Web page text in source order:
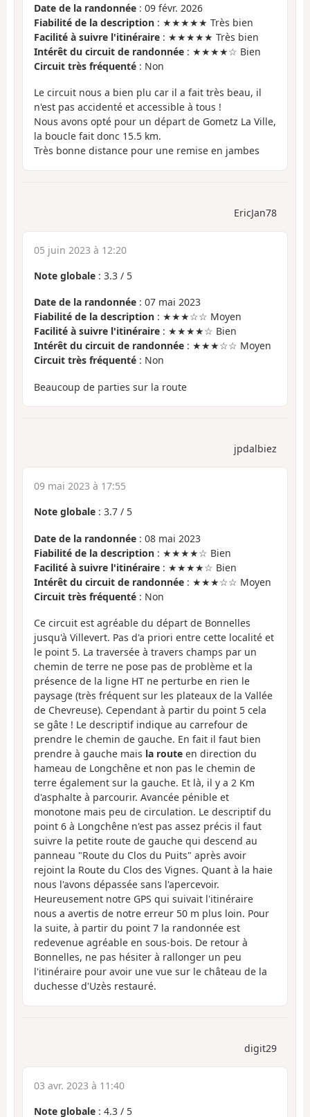
Date de la randonnée : 09 févr. 2026
Fiabilité de la description : ★★★★★ Très bien
Facilité à suivre l'itinéraire : ★★★★★ Très bien
Intérêt du circuit de randonnée : ★★★★☆ Bien
Circuit très fréquenté : Non
Le circuit nous a bien plu car il a fait très beau, il
n'est pas accidenté et accessible à tous !
Nous avons opté pour un départ de Gometz La Ville,
la boucle fait donc 15.5 km.
Très bonne distance pour une remise en jambes
EricJan78
05 juin 2023 à 12:20
Note globale : 3.3 / 5
Date de la randonnée : 07 mai 2023
Fiabilité de la description : ★★★☆☆ Moyen
Facilité à suivre l'itinéraire : ★★★★☆ Bien
Intérêt du circuit de randonnée : ★★★☆☆ Moyen
Circuit très fréquenté : Non
Beaucoup de parties sur la route
jpdalbiez
09 mai 2023 à 17:55
Note globale : 3.7 / 5
Date de la randonnée : 08 mai 2023
Fiabilité de la description : ★★★★☆ Bien
Facilité à suivre l'itinéraire : ★★★★☆ Bien
Intérêt du circuit de randonnée : ★★★☆☆ Moyen
Circuit très fréquenté : Non
Ce circuit est agréable du départ de Bonnelles
jusqu'à Villevert. Pas d'a priori entre cette localité et
le point 5. La traversée à travers champs par un
chemin de terre ne pose pas de problème et la
présence de la ligne HT ne perturbe en rien le
paysage (très fréquent sur les plateaux de la Vallée
de Chevreuse). Cependant à partir du point 5 cela
se gâte ! Le descriptif indique au carrefour de
prendre le chemin de gauche. En fait il faut bien
prendre à gauche mais la route en direction du
hameau de Longchêne et non pas le chemin de
terre également sur la gauche. Et là, il y a 2 Km
d'asphalte à parcourir. Avancée pénible et
monotone mais peu de circulation. Le descriptif du
point 6 à Longchêne n'est pas assez précis il faut
suivre la petite route de gauche qui descend au
panneau "Route du Clos du Puits" après avoir
rejoint la Route du Clos des Vignes. Quant à la haie
nous l'avons dépassée sans l'apercevoir.
Heureusement notre GPS qui suivait l'itinéraire
nous a avertis de notre erreur 50 m plus loin. Pour
la suite, à partir du point 7 la randonnée est
redevenue agréable en sous-bois. De retour à
Bonnelles, ne pas hésiter à rallonger un peu
l'itinéraire pour avoir une vue sur le château de la
duchesse d'Uzès restauré.
digit29
03 avr. 2023 à 11:40
Note globale : 4.3 / 5